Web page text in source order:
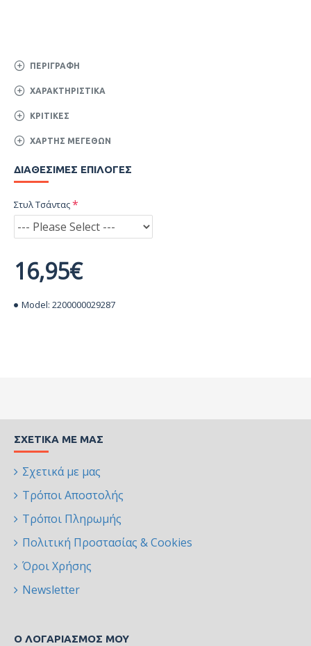
ΠΕΡΙΓΡΑΦΉ
ΧΑΡΑΚΤΗΡΙΣΤΙΚΆ
ΚΡΙΤΙΚΈΣ
ΧΆΡΤΗΣ ΜΕΓΕΘΏΝ
Model: 2200000029287
16,95€
ΔΙΑΘΈΣΙΜΕΣ ΕΠΙΛΟΓΈΣ
Στυλ Τσάντας
ΣΧΕΤΙΚΆ ΜΕ ΜΑΣ
Σχετικά με μας
Τρόποι Αποστολής
Τρόποι Πληρωμής
Πολιτική Προστασίας & Cookies
Όροι Χρήσης
Newsletter
Ο ΛΟΓΑΡΙΑΣΜΌΣ ΜΟΥ